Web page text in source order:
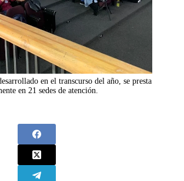
en el transcurso del año, se presta
en 21 sedes de atención.